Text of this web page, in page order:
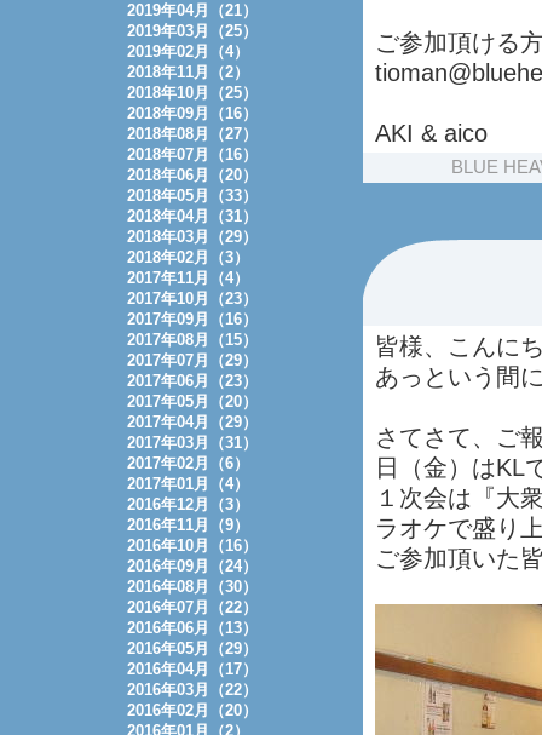
ご参加頂ける
AKI & aico
BLUE
皆様、こんに
あっという間
さてさて、ご
日（金）はKL
１次会は『大
ラオケで盛り
ご参加頂いた
2019年04月（21）
2019年03月（25）
2019年02月（4）
2018年11月（2）
2018年10月（25）
2018年09月（16）
2018年08月（27）
2018年07月（16）
2018年06月（20）
2018年05月（33）
2018年04月（31）
2018年03月（29）
2018年02月（3）
2017年11月（4）
2017年10月（23）
2017年09月（16）
2017年08月（15）
2017年07月（29）
2017年06月（23）
2017年05月（20）
2017年04月（29）
2017年03月（31）
2017年02月（6）
2017年01月（4）
2016年12月（3）
2016年11月（9）
2016年10月（16）
2016年09月（24）
2016年08月（30）
2016年07月（22）
2016年06月（13）
2016年05月（29）
2016年04月（17）
2016年03月（22）
2016年02月（20）
2016年01月（2）